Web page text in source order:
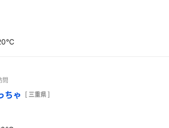
問
ちゃ [ 三重県 ]